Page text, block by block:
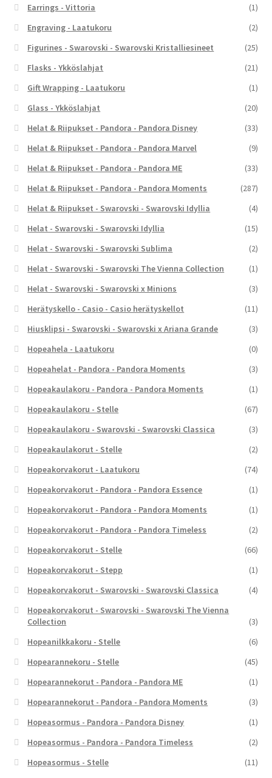
Earrings - Vittoria
(1)
Engraving - Laatukoru
(2)
Figurines - Swarovski - Swarovski Kristalliesineet
(25)
Flasks - Ykköslahjat
(21)
Gift Wrapping - Laatukoru
(1)
Glass - Ykköslahjat
(20)
Helat & Riipukset - Pandora - Pandora Disney
(33)
Helat & Riipukset - Pandora - Pandora Marvel
(9)
Helat & Riipukset - Pandora - Pandora ME
(33)
Helat & Riipukset - Pandora - Pandora Moments
(287)
Helat & Riipukset - Swarovski - Swarovski Idyllia
(4)
Helat - Swarovski - Swarovski Idyllia
(15)
Helat - Swarovski - Swarovski Sublima
(2)
Helat - Swarovski - Swarovski The Vienna Collection
(1)
Helat - Swarovski - Swarovski x Minions
(3)
Herätyskello - Casio - Casio herätyskellot
(11)
Hiusklipsi - Swarovski - Swarovski x Ariana Grande
(3)
Hopeahela - Laatukoru
(0)
Hopeahelat - Pandora - Pandora Moments
(3)
Hopeakaulakoru - Pandora - Pandora Moments
(1)
Hopeakaulakoru - Stelle
(67)
Hopeakaulakoru - Swarovski - Swarovski Classica
(3)
Hopeakaulakorut - Stelle
(2)
Hopeakorvakorut - Laatukoru
(74)
Hopeakorvakorut - Pandora - Pandora Essence
(1)
Hopeakorvakorut - Pandora - Pandora Moments
(1)
Hopeakorvakorut - Pandora - Pandora Timeless
(2)
Hopeakorvakorut - Stelle
(66)
Hopeakorvakorut - Stepp
(1)
Hopeakorvakorut - Swarovski - Swarovski Classica
(4)
Hopeakorvakorut - Swarovski - Swarovski The Vienna
Collection
(3)
Hopeanilkkakoru - Stelle
(6)
Hopearannekoru - Stelle
(45)
Hopearannekorut - Pandora - Pandora ME
(1)
Hopearannekorut - Pandora - Pandora Moments
(3)
Hopeasormus - Pandora - Pandora Disney
(1)
Hopeasormus - Pandora - Pandora Timeless
(2)
Hopeasormus - Stelle
(11)